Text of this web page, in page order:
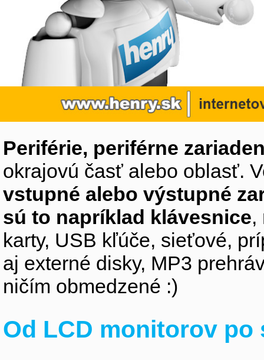
Periférie, periférne
okrajovú časť alebo oblasť.
vstupné alebo výstupné
sú to napríklad klávesnice,
karty, USB kľúče, sieťové,
aj externé disky, MP3
ničím obmedzené :)
Od LCD monitorov